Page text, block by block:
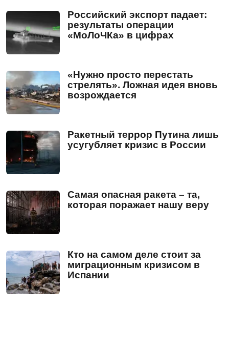
Российский экспорт падает:
результаты операции
«МоЛоЧКа» в цифрах
«Нужно просто перестать
стрелять». Ложная идея вновь
возрождается
Ракетный террор Путина лишь
усугубляет кризис в России
Самая опасная ракета – та,
которая поражает нашу веру
Кто на самом деле стоит за
миграционным кризисом в
Испании